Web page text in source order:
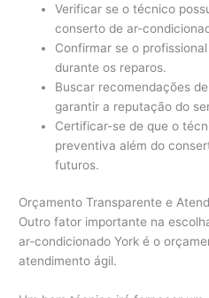
Verificar se o técnico
conserto de ar-
Confirmar se o
durante os reparos.
Buscar recomendações
garantir a reputação do
Certificar-se de que o
preventiva além do
futuros.
Orçamento Transparente e
Outro fator importante na
ar-condicionado York é o
atendimento ágil.